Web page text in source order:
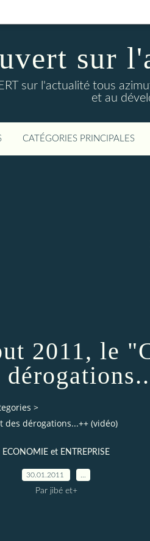
sur
sur l'actualité tous
et au
CATÉGORIES PRINCIPALES
2011, le
>
des dérogations...++ (vidéo)
ECONOMIE et ENTREPRISE
30.01.2011
Par jibé et+